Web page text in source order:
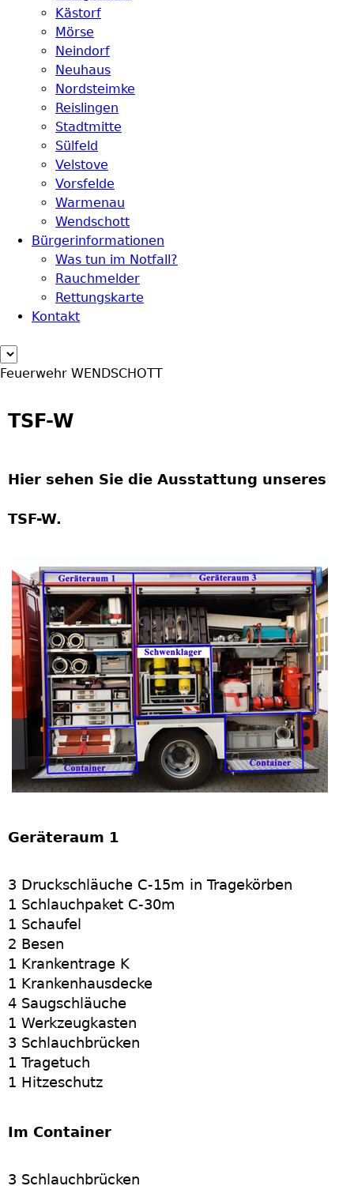
Kästorf
Mörse
Neindorf
Neuhaus
Nordsteimke
Reislingen
Stadtmitte
Sülfeld
Velstove
Vorsfelde
Warmenau
Wendschott
Bürgerinformationen
Was tun im Notfall?
Rauchmelder
Rettungskarte
Kontakt
Feuerwehr WENDSCHOTT
TSF-W
Hier sehen Sie die Ausstattung unseres
TSF-W.
Geräteraum 1
3 Druckschläuche C-15m in Tragekörben
1 Schlauchpaket C-30m
1 Schaufel
2 Besen
1 Krankentrage K
1 Krankenhausdecke
4 Saugschläuche
1 Werkzeugkasten
3 Schlauchbrücken
1 Tragetuch
1 Hitzeschutz
Im Container
3 Schlauchbrücken